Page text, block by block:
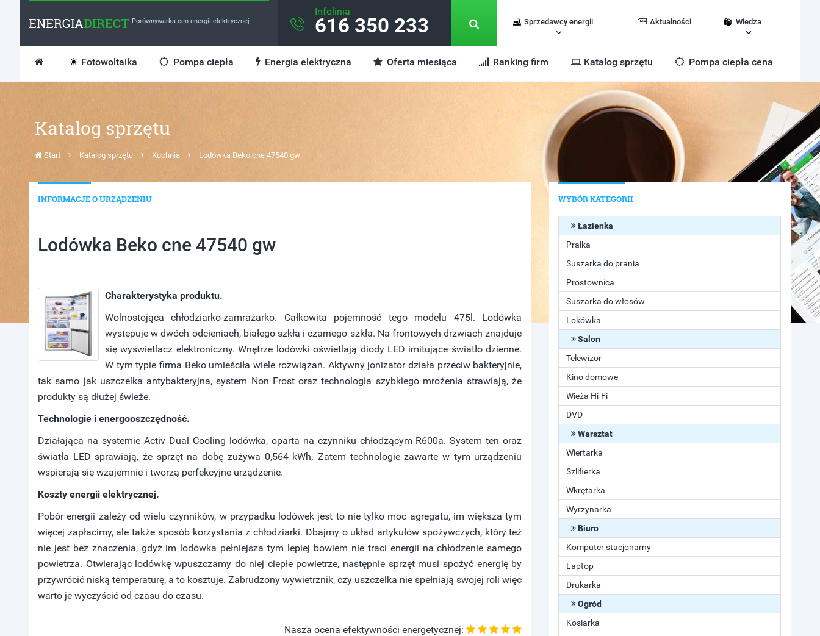
ENERGIADIRECT Porównywarka cen energii elektrycznej
Infolinia
616 350 233 Sprzedawcy energii Aktualności Wiedza
Fotowoltaika Pompa ciepła Energia elektryczna Oferta miesiąca Ranking firm Katalog sprzętu Pompa ciepła cena
Katalog sprzętu
Start Katalog sprzętu Kuchnia Lodówka Beko cne 47540 gw
INFORMACJE O URZĄDZENIU
Lodówka Beko cne 47540 gw
Charakterystyka produktu.
Wolnostojąca chłodziarko-zamrażarko. Całkowita pojemność tego modelu 475l. Lodówka
występuje w dwóch odcieniach, białego szkła i czarnego szkła. Na frontowych drzwiach znajduje
się wyświetlacz elektroniczny. Wnętrze lodówki oświetlają diody LED imitujące światło dzienne.
W tym typie firma Beko umieściła wiele rozwiązań. Aktywny jonizator działa przeciw bakteryjnie,
tak samo jak uszczelka antybakteryjna, system Non Frost oraz technologia szybkiego mrożenia strawiają, że
produkty są dłużej świeże.
Technologie i energooszczędność.
Działająca na systemie Activ Dual Cooling lodówka, oparta na czynniku chłodzącym R600a. System ten oraz
światła LED sprawiają, że sprzęt na dobę zużywa 0,564 kWh. Zatem technologie zawarte w tym urządzeniu
wspierają się wzajemnie i tworzą perfekcyjne urządzenie.
Koszty energii elektrycznej.
Pobór energii zależy od wielu czynników, w przypadku lodówek jest to nie tylko moc agregatu, im większa tym
więcej zapłacimy, ale także sposób korzystania z chłodziarki. Dbajmy o układ artykułów spożywczych, który też
nie jest bez znaczenia, gdyż im lodówka pełniejsza tym lepiej bowiem nie traci energii na chłodzenie samego
powietrza. Otwierając lodówkę wpuszczamy do niej ciepłe powietrze, następnie sprzęt musi spożyć energię by
przywrócić niską temperaturę, a to kosztuje. Zabrudzony wywietrznik, czy uszczelka nie spełniają swojej roli więc
warto je wyczyścić od czasu do czasu.
Nasza ocena efektywności energetycznej:
WYBÓR KATEGORII
Łazienka
Pralka
Suszarka do prania
Prostownica
Suszarka do włosów
Lokówka
Salon
Telewizor
Kino domowe
Wieża Hi-Fi
DVD
Warsztat
Wiertarka
Szlifierka
Wkrętarka
Wyrzynarka
Biuro
Komputer stacjonarny
Laptop
Drukarka
Ogród
Kosiarka